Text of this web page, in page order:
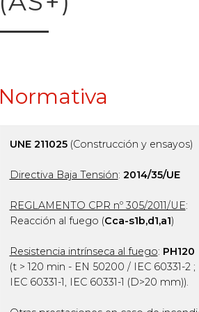
Normativa
UNE 211025(Construcción y ensayos)
Directiva Baja Tensión: 2014/35/UE
REGLAMENTO CPR nº 305/2011/UE:
Reacción al fuego (Cca-s1b,d1,a1)
Resistencia intrínseca al fuego: PH120
(t > 120 min - EN 50200 / IEC 60331-2 ;
IEC 60331-1, IEC 60331-1 (D>20 mm)).